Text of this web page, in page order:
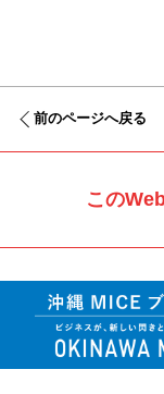
前のページへ戻る
この